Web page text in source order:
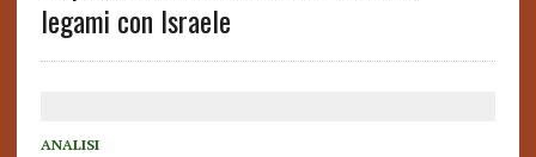
legami con Israele
ANALISI